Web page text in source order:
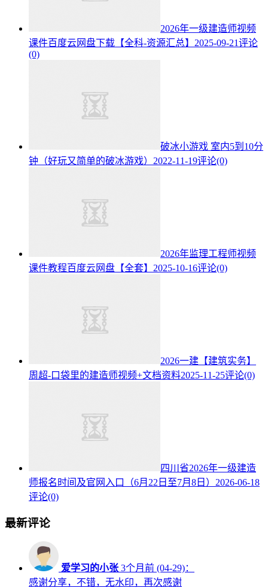
2026年一级建造师视频
课件百度云网盘下载【全科-资源汇总】 2025-09-21评论
(0)
破冰小游戏 室内5到10分
钟（好玩又简单的破冰游戏） 2022-11-19评论(0)
2026年监理工程师视频
课件教程百度云网盘【全套】 2025-10-16评论(0)
2026一建【建筑实务】
周超-口袋里的建造师视频+文档资料2025-11-25评论(0)
四川省2026年一级建造
师报名时间及官网入口（6月22日至7月8日） 2026-06-18
评论(0)
最新评论
爱学习的小张 3个月前 (04-29)：
感谢分享，不错，无水印，再次感谢